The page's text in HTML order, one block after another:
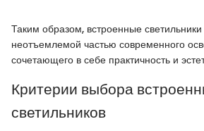
Таким образом, встроенные
неотъемлемой частью современного
сочетающего в себе практичность и
Критерии выбора
светильников